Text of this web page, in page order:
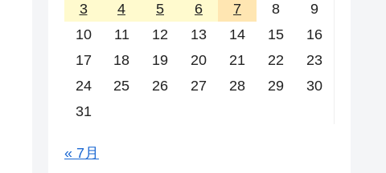
3
4 5 6 7 8
9
10
11 12 13 14 15
16
17
18 19 20 21 22
23
24
25 26 27 28 29
30
31
« 7月